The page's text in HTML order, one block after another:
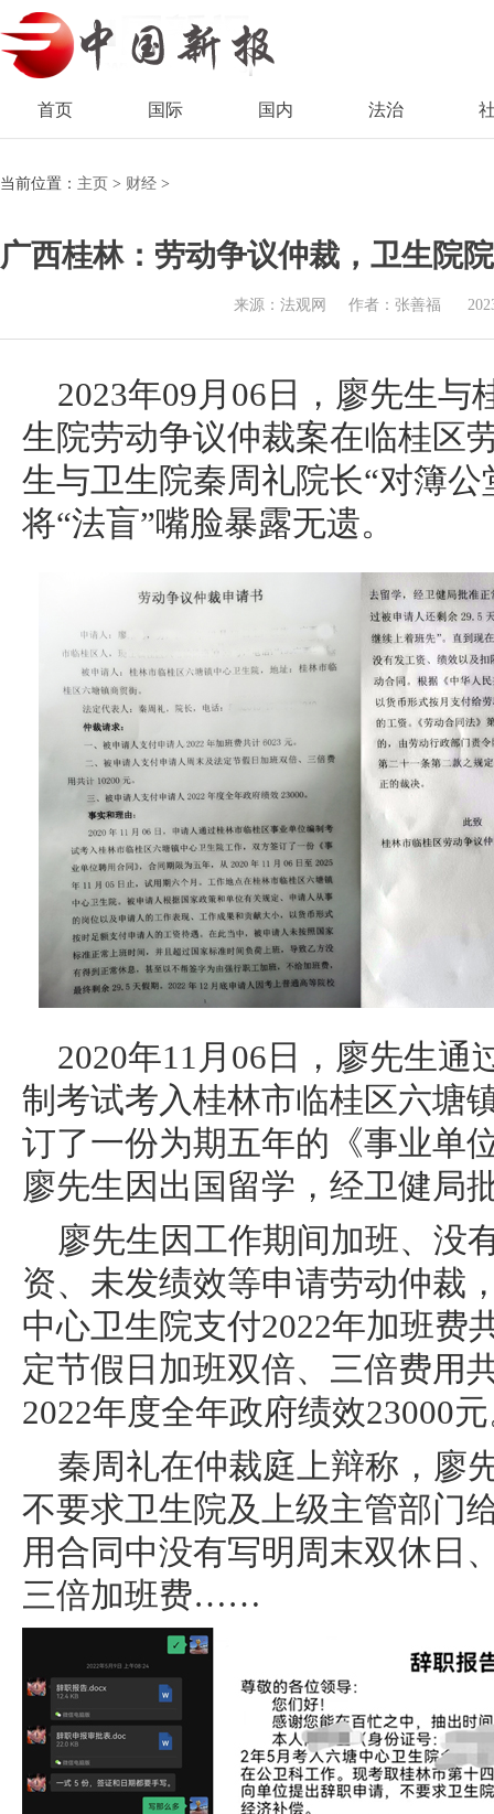
首页 国际 国内 法治
当前位置： 主页 > 财经 >
广西桂林：劳动争议仲裁，卫生院
来源：法观网 作者：张善福
2023年09月06日，廖先生
生院劳动争议仲裁案在临桂区
生与卫生院秦周礼院长“对簿
将“法盲”嘴脸暴露无遗。
2020年11月06日，廖先生
制考试考入桂林市临桂区六塘
订了一份为期五年的《事业单
廖先生因出国留学，经卫健局
廖先生因工作期间加班、没
资、未发绩效等申请劳动仲裁
中心卫生院支付2022年加班费
定节假日加班双倍、三倍费用
2022年度全年政府绩效23000
秦周礼在仲裁庭上辩称，廖
不要求卫生院及上级主管部门
用合同中没有写明周末双休日
三倍加班费……